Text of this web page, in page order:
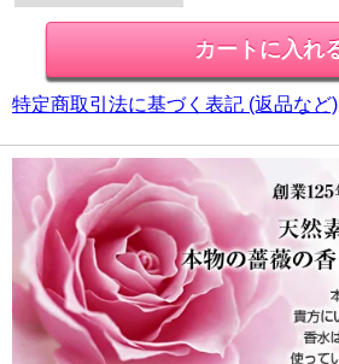
特定商取引法に基づく表記 (返品など)